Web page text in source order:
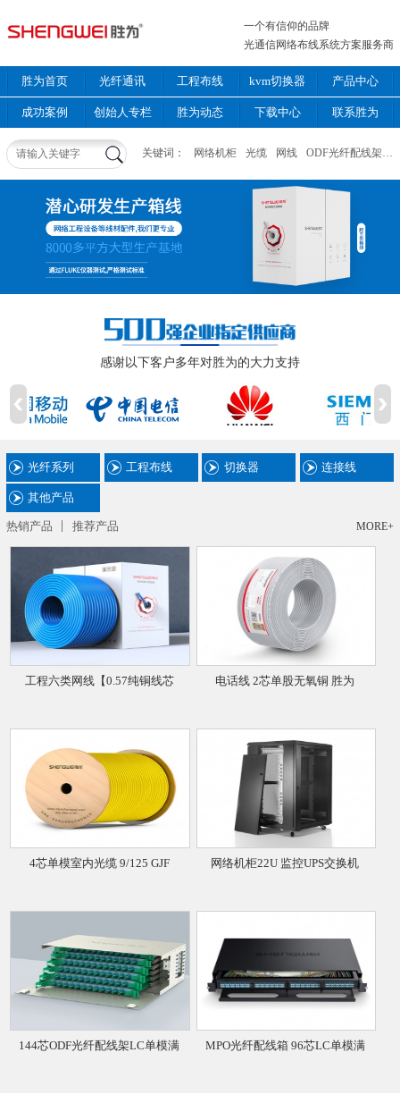
一个有信仰的品牌
光通信网络布线系统方案服务商
胜为首页 光纤通讯 工程布线 kvm切换器 产品中心
成功案例 创始人专栏 胜为动态 下载中心 联系胜为
关键词： 网络机柜 光缆 网线 ODF光纤配线架
感谢以下客户多年对胜为的大力支持
光纤系列 工程布线 切换器 连接线
其他产品
热销产品 推荐产品 MORE+
工程六类网线【0.57纯铜线芯 电话线 2芯单股无氧铜 胜为
4芯单模室内光缆 9/125 GJF 网络机柜22U 监控UPS交换机
144芯ODF光纤配线架LC单模满 MPO光纤配线箱 96芯LC单模满